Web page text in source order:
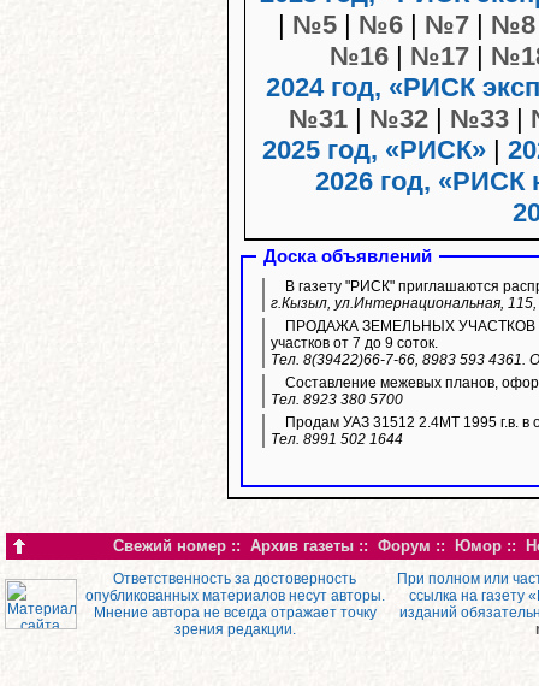
№5 №6 №7 №8
№16
№17
2024 год, «РИСК
№31
№32 №33
2025 год, «РИСК»
2026 год, «РИСК
Доска объявлений
В газету "РИСК" приглашаются
г.Кызыл, ул.Интернациональная,
ПРОДАЖА ЗЕМЕЛЬНЫХ УЧАСТКОВ
участков от 7 до 9 соток.
Тел. 8(39422)66-7-66, 8983 593
Составление межевых планов,
Тел. 8923 380 5700
Продам УАЗ 31512 2.4МТ 1995 г.в. в
Тел. 8991 502 1644
Свежий номер :: Архив газеты :: Форум :: Юмор ::
Ответственность за достоверность
опубликованных материалов несут авторы.
Мнение автора не всегда отражает точку
зрения редакции.
При полном или
ссылка на газету
изданий